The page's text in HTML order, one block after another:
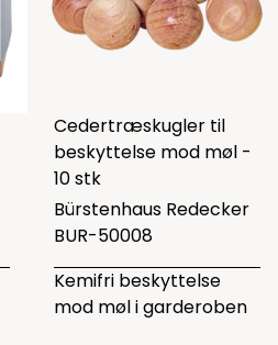
Cedertræskugler til
beskyttelse mod møl -
10 stk
Bürstenhaus Redecker
BUR-50008
Kemifri beskyttelse
mod møl i garderoben